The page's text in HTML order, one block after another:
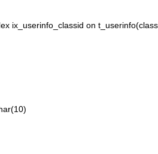
ix_userinfo_classid on